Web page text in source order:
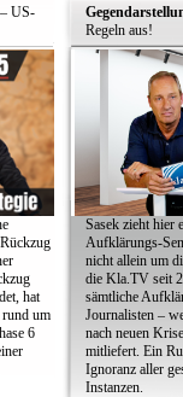
US-
hat
um
6
Regeln aus!
Sasek zieht hier
Aufklärungs-
nicht allein um
die Kla.TV seit
sämtliche
Journalisten –
nach neuen
mitliefert. Ein
Ignoranz aller
Instanzen.